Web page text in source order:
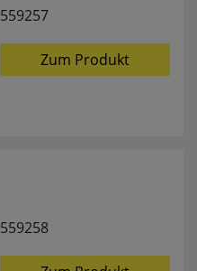
559257
Zum Produkt
559258